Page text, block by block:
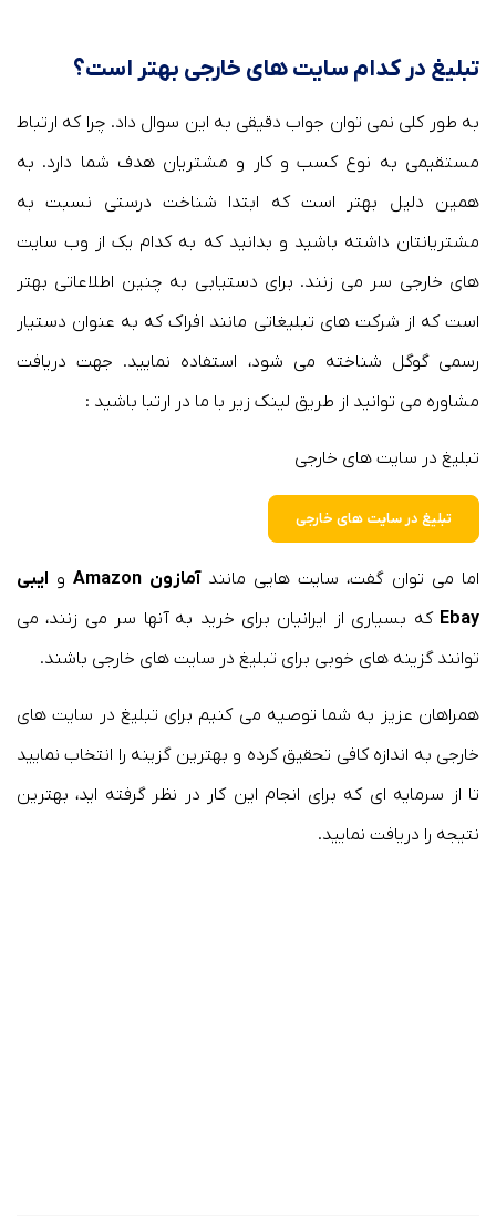
تبلیغ در کدام سایت های خارجی بهتر است؟
به طور کلی نمی توان جواب دقیقی به این سوال داد. چرا که ارتباط
مستقیمی به نوع کسب و کار و مشتریان هدف شما دارد. به
همین دلیل بهتر است که ابتدا شناخت درستی نسبت به
مشتریانتان داشته باشید و بدانید که به کدام یک از وب سایت
های خارجی سر می زنند. برای دستیابی به چنین اطلاعاتی بهتر
است که از شرکت های تبلیغاتی مانند افراک که به عنوان دستیار
رسمی گوگل شناخته می شود، استفاده نمایید. جهت دریافت
مشاوره می توانید از طریق لینک زیر با ما در ارتبا باشید :
تبلیغ در سایت های خارجی
تبلیغ در سایت های خارجی
اما می توان گفت، سایت هایی مانندآمازون Amazonو ایبی
Ebay که بسیاری از ایرانیان برای خرید به آنها سر می زنند، می
توانند گزینه های خوبی برای تبلیغ در سایت های خارجی باشند.
همراهان عزیز به شما توصیه می کنیم برای تبلیغ در سایت های
خارجی به اندازه کافی تحقیق کرده و بهترین گزینه را انتخاب نمایید
تا از سرمایه ای که برای انجام این کار در نظر گرفته اید، بهترین
نتیجه را دریافت نمایید.